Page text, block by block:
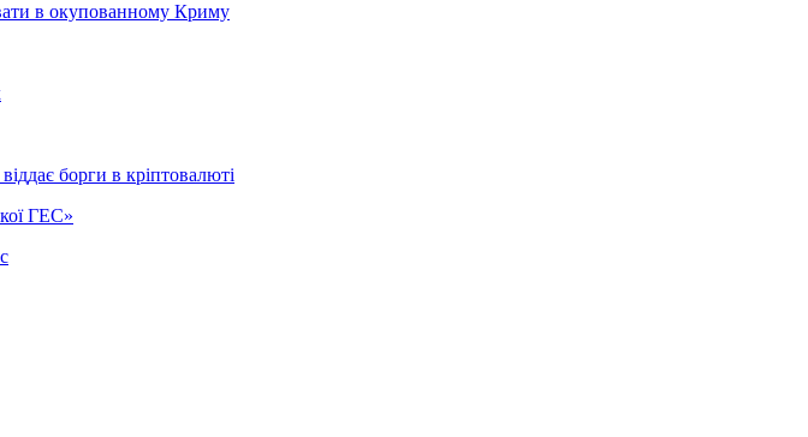
в окупованному Криму
борги в кріптовалюті
ГЕС»